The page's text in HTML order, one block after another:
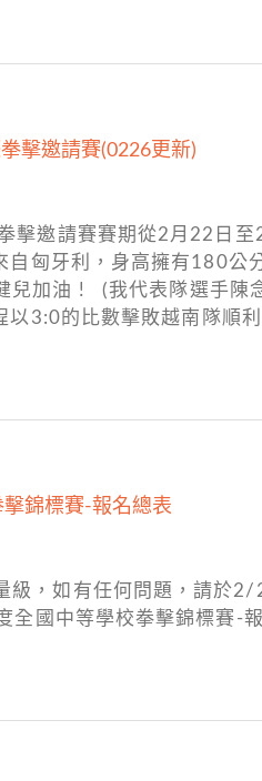
擊邀請賽(0226更新)
擊邀請賽賽期從2月22日
匈牙利，身高擁有180公
兒加油 ! (我代表隊選手陳
以3:0的比數擊敗越南隊順
錦標賽-報名總表
級，如有任何問題，請於
全國中等學校拳擊錦標賽